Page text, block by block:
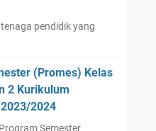
pendidik yang
(Promes) Kelas
2 Kurikulum
2024
Semester